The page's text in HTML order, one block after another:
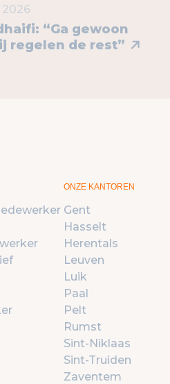
2026
“Ga gewoon
regelen de rest”
ONZE KANTOREN
Gent
Hasselt
Herentals
Leuven
Luik
Paal
Pelt
Rumst
Sint-Niklaas
Sint-Truiden
Zaventem